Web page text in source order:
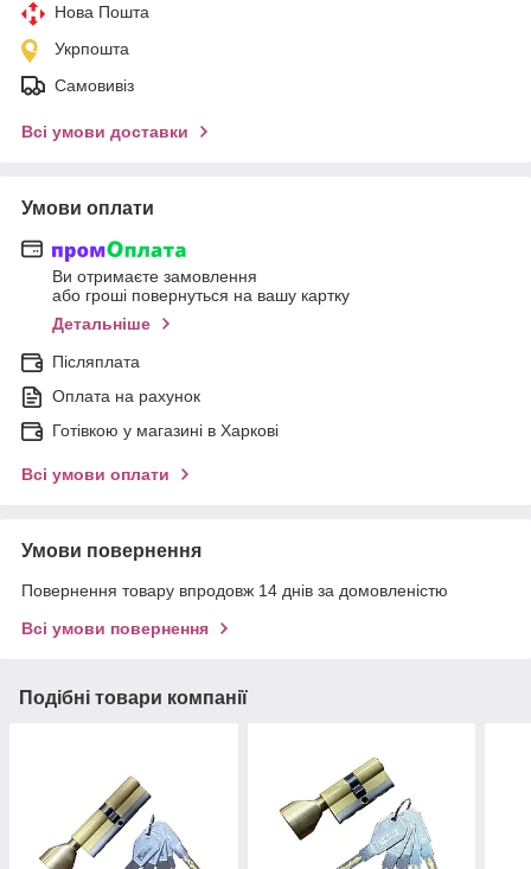
Нова Пошта
Укрпошта
Самовивіз
Всі умови доставки
Умови оплати
Ви отримаєте замовлення
або гроші повернуться на вашу картку
Детальніше
Післяплата
Оплата на рахунок
Готівкою у магазині в Харкові
Всі умови оплати
Умови повернення
Повернення товару впродовж 14 днів за домовленістю
Всі умови повернення
Подібні товари компанії